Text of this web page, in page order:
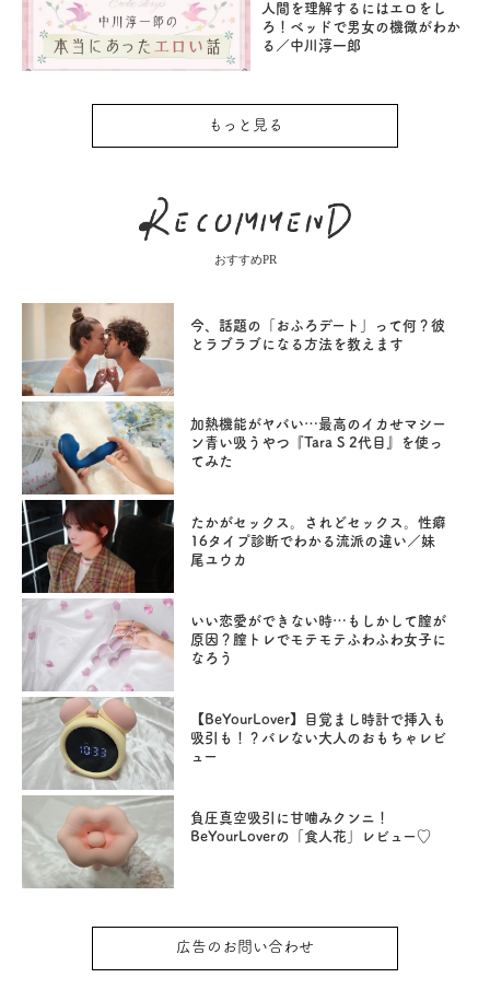
人間を理解するにはエロをし
ろ！ベッドで男女の機微がわか
る／中川淳一郎
もっと見る
おすすめPR
今、話題の「おふろデート」って何？彼
とラブラブになる方法を教えます
加熱機能がヤバい…最高のイカせマシー
ン青い吸うやつ『Tara S 2代目』を使っ
てみた
たかがセックス。されどセックス。性癖
16タイプ診断でわかる流派の違い／妹
尾ユウカ
いい恋愛ができない時…もしかして膣が
原因？膣トレでモテモテふわふわ女子に
なろう
【BeYourLover】目覚まし時計で挿入も
吸引も！？バレない大人のおもちゃレビ
ュー
負圧真空吸引に甘噛みクンニ！
BeYourLoverの「食人花」レビュー♡
広告のお問い合わせ